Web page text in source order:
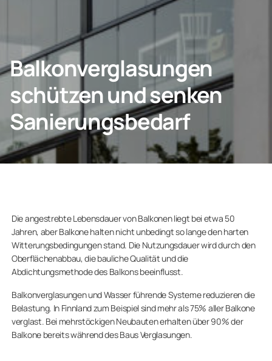
Privatkunden
Unternehmen
Balkonverglasungen
schützen und senken
Sanierungsbedarf
Die angestrebte Lebensdauer von Balkonen liegt bei etwa 50
Jahren, aber Balkone halten nicht unbedingt so lange den harten
Witterungsbedingungen stand. Die Nutzungsdauer wird durch den
Oberflächenabbau, die bauliche Qualität und die
Abdichtungsmethode des Balkons beeinflusst.
Balkonverglasungen und Wasser führende Systeme reduzieren die
Belastung. In Finnland zum Beispiel sind mehr als 75% aller Balkone
verglast. Bei mehrstöckigen Neubauten erhalten über 90% der
Balkone bereits während des Baus Verglasungen.